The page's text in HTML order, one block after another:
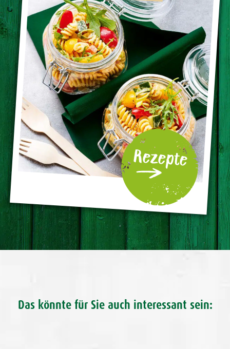
Rezepte
Das könnte für Sie auch interessant sein: